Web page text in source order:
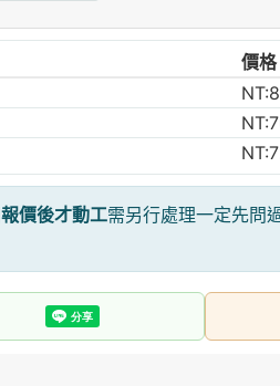
價格
報價後才動工需另行處理一定先問